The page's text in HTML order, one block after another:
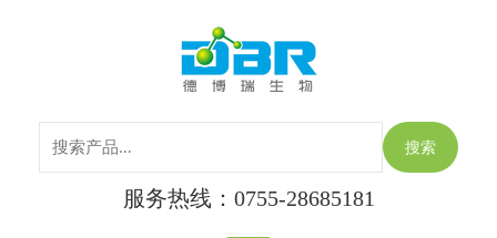
主
菜
单
搜索
服务热线：0755-28685181